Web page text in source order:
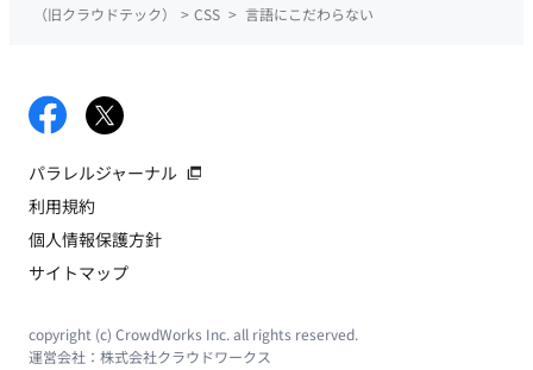
（旧クラウドテック）
> CSS > 言語にこだわらない
パラレルジャーナル
利用規約
個人情報保護方針
サイトマップ
copyright (c) CrowdWorks Inc. all rights reserved.
運営会社： 株式会社クラウドワークス